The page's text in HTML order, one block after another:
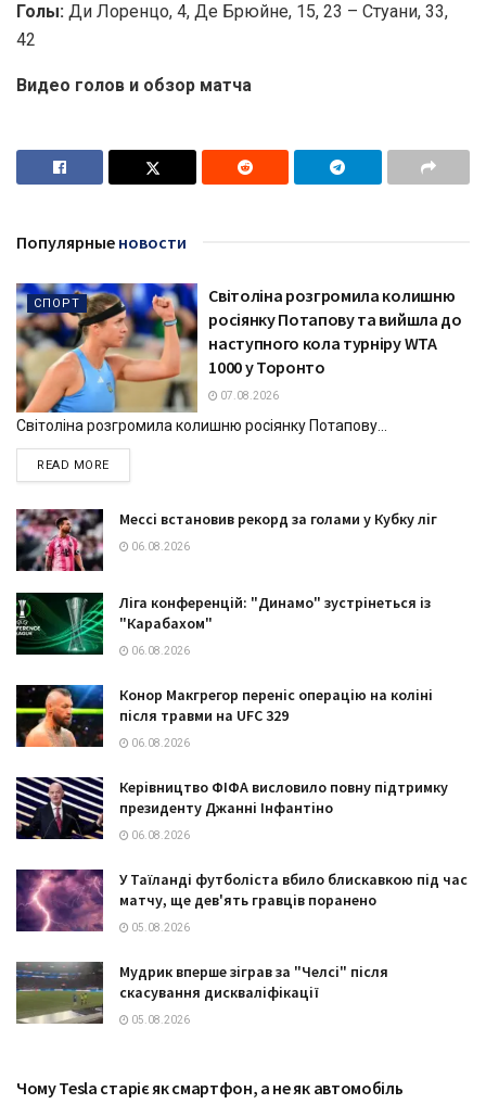
Голы: Ди Лоренцо, 4, Де Брюйне, 15, 23 – Стуани, 33,
42
Видео голов и обзор матча
Популярные новости
СПОРТ
Світоліна розгромила колишню
росіянку Потапову та вийшла до
наступного кола турніру WTA
1000 у Торонто
07.08.2026
Світоліна розгромила колишню росіянку Потапову...
READ MOREDETAILS
Мессі встановив рекорд за голами у Кубку ліг
06.08.2026
Ліга конференцій: "Динамо" зустрінеться із
"Карабахом"
06.08.2026
Конор Макгрегор переніс операцію на коліні
після травми на UFC 329
06.08.2026
Керівництво ФІФА висловило повну підтримку
президенту Джанні Інфантіно
06.08.2026
У Таїланді футболіста вбило блискавкою під час
матчу, ще дев'ять гравців поранено
05.08.2026
Мудрик вперше зіграв за "Челсі" після
скасування дискваліфікації
05.08.2026
ТЕХНОЛОГІЇ
Чому Tesla старіє як смартфон, а не як автомобіль